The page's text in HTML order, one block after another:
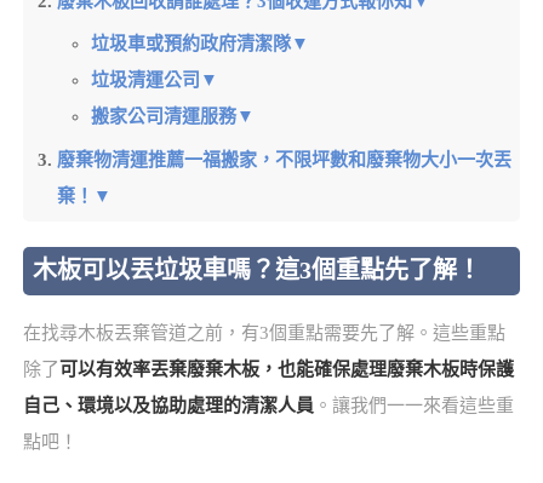
垃圾車或預約政府清潔隊▼
垃圾清運公司▼
搬家公司清運服務▼
廢棄物清運推薦一福搬家，不限坪數和廢棄物大小一次丟
棄！▼
木板可以丟垃圾車嗎？這3個重點先了解！
在找尋木板丟棄管道之前，有3個重點需要先了解。這些重點
除了可以有效率丟棄廢棄木板，也能確保處理廢棄木板時保護
自己、環境以及協助處理的清潔人員 。讓我們一一來看這些重
點吧！